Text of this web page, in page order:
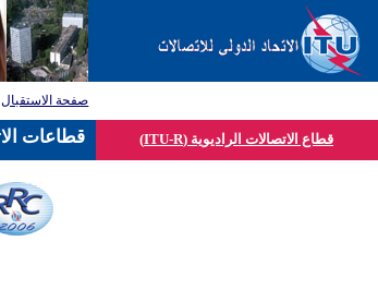
صفحة الاستقبال
قطاع الاتصالات الراديوية (ITU-R) قطاعات